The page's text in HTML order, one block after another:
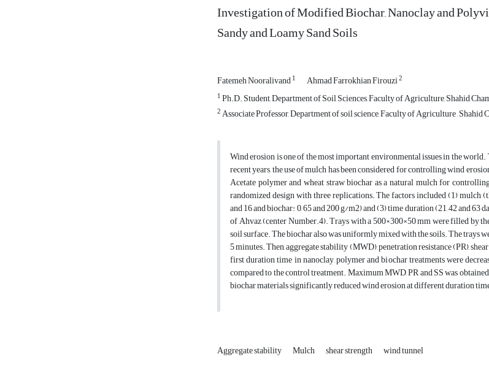
Investigation of Modified Biochar, Nanoclay and
Sandy and Loamy Sand Soils
Fatemeh Nooralivand1 Ahmad Farrokhian Firouzi2
1Ph.D. Student, Department of Soil Sciences, Faculty of Agriculture, Shahid
2Associate Professor, Department of soil science, Faculty of Agriculture ,
Wind erosion is one of the most important environmental issues in the
recent years, the use of mulch has been considered for controlling wind
Acetate polymer and wheat straw biochar as a natural mulch for
randomized design with three replications. The factors included (1) mulch
and 16 and biochar: 0, 65 and 200 g/m2) and (3) time duration (21, 42 and
of Ahvaz (center Number.4). Trays with a 500×300×50 mm were filled by
soil surface. The biochar also was uniformly mixed with the soils. The trays
5 minutes. Then, aggregate stability (MWD), penetration resistance (PR),
first duration time in nanoclay, polymer and biochar treatments were
compared to the control treatment. Maximum MWD, PR and SS was
biochar materials significantly reduced wind erosion at different duration
Aggregate stability Mulch shear strength wind tunnel